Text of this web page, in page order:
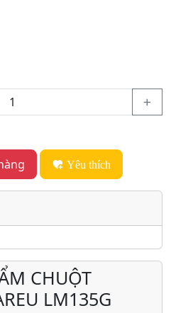
Yêu thích
CHUỘT
LM135G